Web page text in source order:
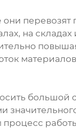
перевозят
на складах
большой
процесс